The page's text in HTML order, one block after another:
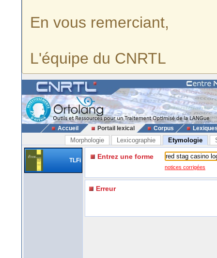
En vous remerciant,
L'équipe du CNRTL
Accueil Portail lexical Corpus
Morphologie Lexicographie Etymologie
TLFi Entrez une forme
notices corrigées
Erreur